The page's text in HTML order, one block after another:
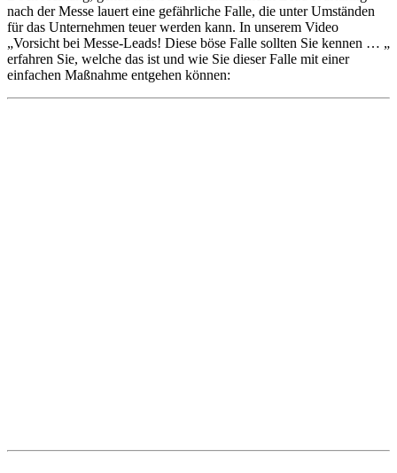
nach der Messe lauert eine gefährliche Falle, die unter Umständen
für das Unternehmen teuer werden kann. In unserem Video
„Vorsicht bei Messe-Leads! Diese böse Falle sollten Sie kennen … „
erfahren Sie, welche das ist und wie Sie dieser Falle mit einer
einfachen Maßnahme entgehen können: